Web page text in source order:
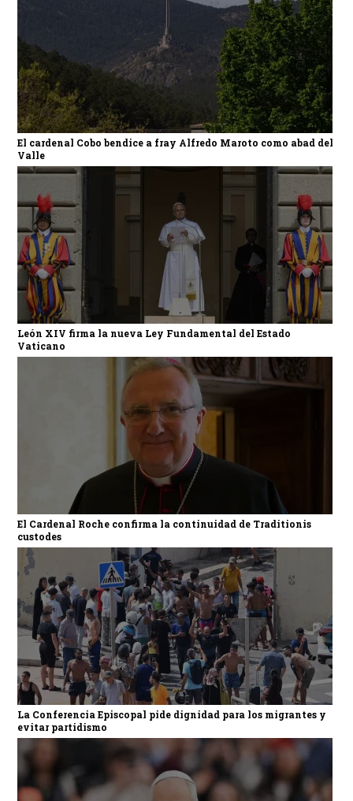
El cardenal Cobo bendice a fray Alfredo Maroto como abad del
Valle
León XIV firma la nueva Ley Fundamental del Estado
Vaticano
El Cardenal Roche confirma la continuidad de Traditionis
custodes
La Conferencia Episcopal pide dignidad para los migrantes y
evitar partidismo